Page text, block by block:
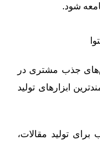
شود.
جذب مشتری در
ابزارهای تولید
تولید مقالات،